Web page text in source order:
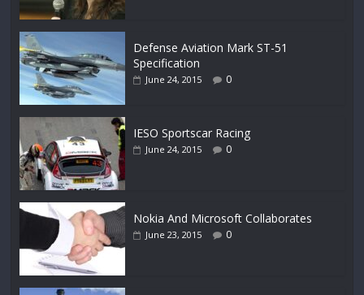
Defense Aviation Mark ST-51
Specification
June 24, 2015 0
IESO Sportscar Racing
June 24, 2015 0
Nokia And Microsoft Collaborates
June 23, 2015 0